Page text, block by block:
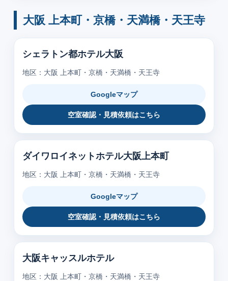
大阪 上本町・京橋・天満橋・天王寺
シェラトン都ホテル大阪
地区：大阪 上本町・京橋・天満橋・天王寺
Googleマップ
空室確認・見積依頼はこちら
ダイワロイネットホテル大阪上本町
地区：大阪 上本町・京橋・天満橋・天王寺
Googleマップ
空室確認・見積依頼はこちら
大阪キャッスルホテル
地区：大阪 上本町・京橋・天満橋・天王寺